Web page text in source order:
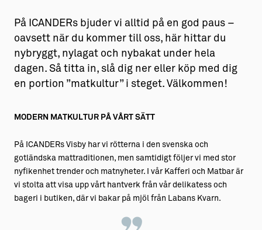
På ICANDERs bjuder vi alltid på en god paus –
oavsett när du kommer till oss, här hittar du
nybryggt, nylagat och nybakat under hela
dagen. Så titta in, slå dig ner eller köp med dig
en portion ”matkultur” i steget. Välkommen!
MODERN MATKULTUR PÅ VÅRT SÄTT
På ICANDERs Visby har vi rötterna i den svenska och
gotländska mattraditionen, men samtidigt följer vi med stor
nyfikenhet trender och matnyheter. I vår Kafferi och Matbar är
vi stolta att visa upp vårt hantverk från vår delikatess och
bageri i butiken, där vi bakar på mjöl från Labans Kvarn.